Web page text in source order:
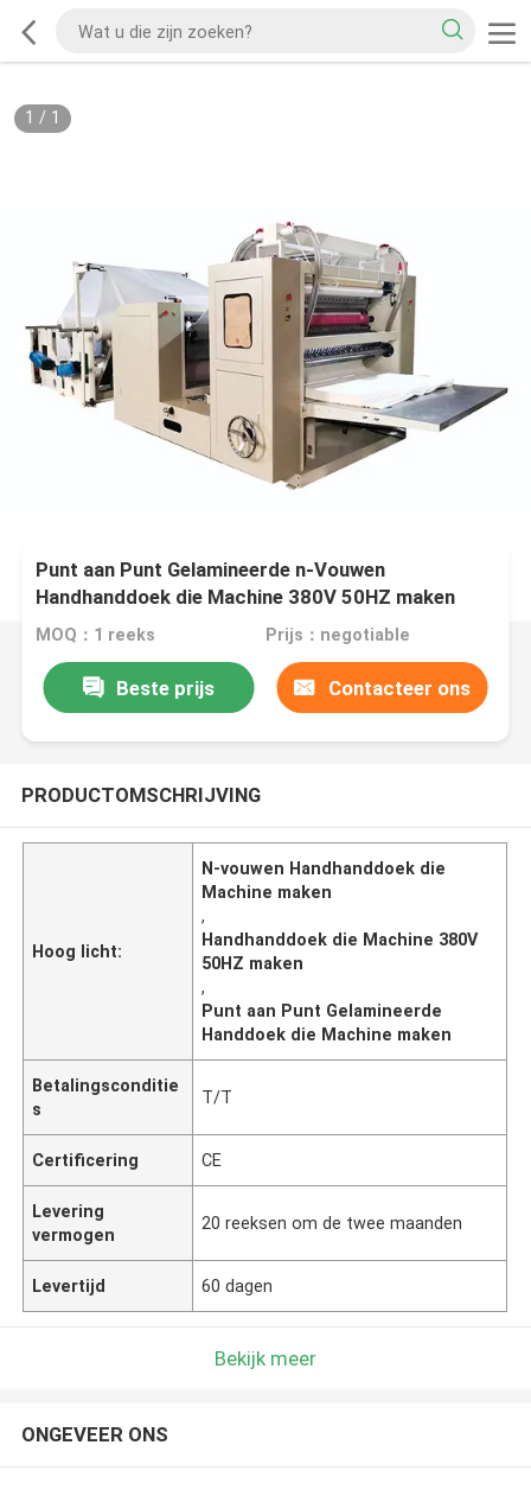
1 / 1
Punt aan Punt Gelamineerde n-Vouwen
Handhanddoek die Machine 380V 50HZ maken
MOQ：1 reeks Prijs：negotiable
Beste prijs Contacteer ons
PRODUCTOMSCHRIJVING
Hoog licht:
N-vouwen Handhanddoek die
Machine maken
,
Handhanddoek die Machine 380V
50HZ maken
,
Punt aan Punt Gelamineerde
Handdoek die Machine maken
Betalingsconditie
s
T/T
Certificering CE
Levering
vermogen
20 reeksen om de twee maanden
Levertijd 60 dagen
Bekijk meer
ONGEVEER ONS